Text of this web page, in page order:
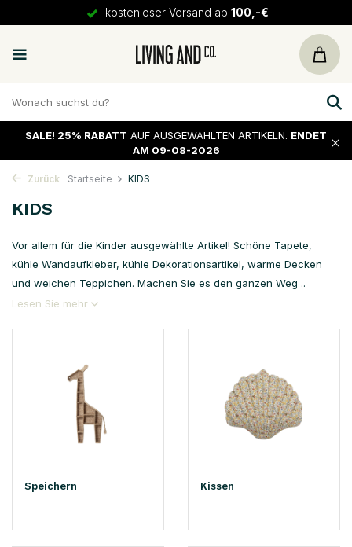
kostenloser Versand ab 100,-€
SALE! 25% RABATT AUF AUSGEWÄHLTEN ARTIKELN. ENDET
AM 09-08-2026
Zurück Startseite KIDS
KIDS
Vor allem für die Kinder ausgewählte Artikel! Schöne Tapete,
kühle Wandaufkleber, kühle Dekorationsartikel, warme Decken
und weichen Teppichen. Machen Sie es den ganzen Weg ..
Lesen Sie mehr
Speichern Kissen